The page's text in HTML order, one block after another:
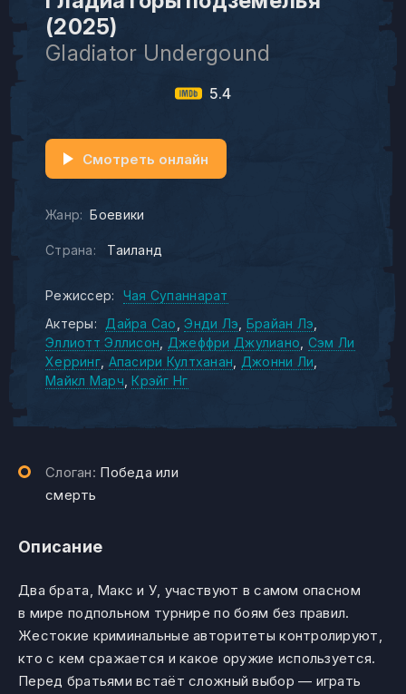
(2025)
Gladiator Undergound
5.4
Жанр: Боевики
Страна: Таиланд
Смотреть онлайн
Режиссер:
Чая Супаннарат
Актеры:
Дайра Сао Энди Лэ Брайан Лэ
Эллиотт Эллисон
Джеффри Джулиано
Сэм Ли
Херринг Апасири Култханан
Джонни Ли
Майкл Марч Крэйг Нг
Слоган: Победа или
смерть
Описание
Два брата, Макс и У, участвуют в самом опасном
в мире подпольном турнире по боям без правил.
Жестокие криминальные авторитеты контролируют,
кто с кем сражается и какое оружие используется.
Перед братьями встаёт сложный выбор — играть